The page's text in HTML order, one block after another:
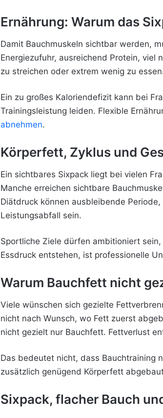
Ernährung: Warum das
Damit Bauchmuskeln sichtbar werden,
Energiezufuhr, ausreichend Protein,
zu streichen oder extrem wenig zu
Ein zu großes Kaloriendefizit kann bei
Trainingsleistung leiden. Flexible
abnehmen.
Körperfett, Zyklus und
Ein sichtbares Sixpack liegt bei vielen
Manche erreichen sichtbare
Diätdruck können ausbleibende
Leistungsabfall sein.
Sportliche Ziele dürfen ambitioniert
Essdruck entstehen, ist professionelle
Warum Bauchfett nicht
Viele wünschen sich gezielte
nicht nach Wunsch, wo Fett zuerst
nicht gezielt nur Bauchfett. Fettverlust
Das bedeutet nicht, dass Bauchtraining
zusätzlich genügend Körperfett
Sixpack, flacher Bauch